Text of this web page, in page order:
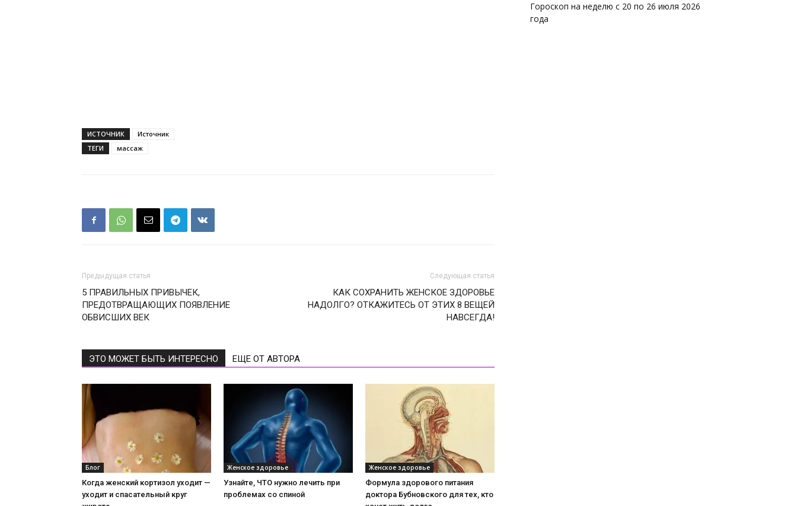
ИСТОЧНИК
Источник
ТЕГИ
массаж
Предыдущая статья
5 ПРАВИЛЬНЫХ ПРИВЫЧЕК,
ПРЕДОТВРАЩАЮЩИХ ПОЯВЛЕНИЕ
ОБВИСШИХ ВЕК
Следующая статья
КАК СОХРАНИТЬ ЖЕНСКОЕ ЗДОРОВЬЕ
НАДОЛГО? ОТКАЖИТЕСЬ ОТ ЭТИХ 8 ВЕЩЕЙ
НАВСЕГДА!
ЭТО МОЖЕТ БЫТЬ ИНТЕРЕСНО ЕЩЕ ОТ АВТОРА
Блог
Когда женский кортизол уходит —
уходит и спасательный круг
Женское здоровье
Узнайте, ЧТО нужно лечить при
проблемах со спиной
Женское здоровье
Формула здорового питания
доктора Бубновского для тех, кто
Гороскоп на неделю с 20 по 26 июля 2026
года